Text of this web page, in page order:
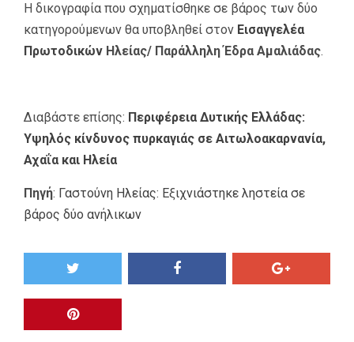
Η δικογραφία που σχηματίσθηκε σε βάρος των δύο
κατηγορούμενων θα υποβληθεί στον Εισαγγελέα
Πρωτοδικών Ηλείας/ Παράλληλη Έδρα Αμαλιάδας.
Διαβάστε επίσης: Περιφέρεια Δυτικής Ελλάδας:
Υψηλός κίνδυνος πυρκαγιάς σε Αιτωλοακαρνανία,
Αχαΐα και Ηλεία
Πηγή: Γαστούνη Ηλείας: Εξιχνιάστηκε ληστεία σε
βάρος δύο ανήλικων